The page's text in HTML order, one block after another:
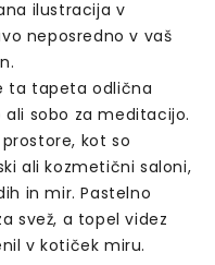
ilustracija v
neposredno v vaš
ta tapeta odlična
sobo za meditacijo.
kot so
ali kozmetični saloni,
in mir. Pastelno
svež, a topel videz
v kotiček miru.